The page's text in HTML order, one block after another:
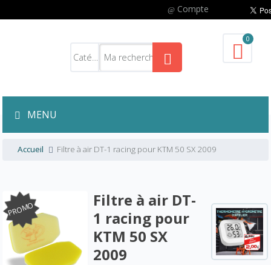
Compte
0
MENU
Accueil Filtre à air DT-1 racing pour KTM 50 SX 2009
PROMO
Filtre à air DT-
1 racing pour
KTM 50 SX
2009